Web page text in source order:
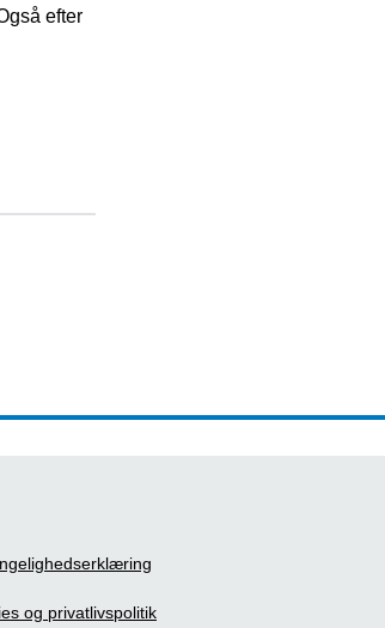
efter
og privatlivspolitik